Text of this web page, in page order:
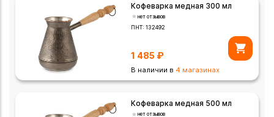
Кофеварка медная 300 мл
нет отзывов
ПНТ:132492
1 485 ₽
В наличии в 4 магазинах
Кофеварка медная 500 мл
нет отзывов